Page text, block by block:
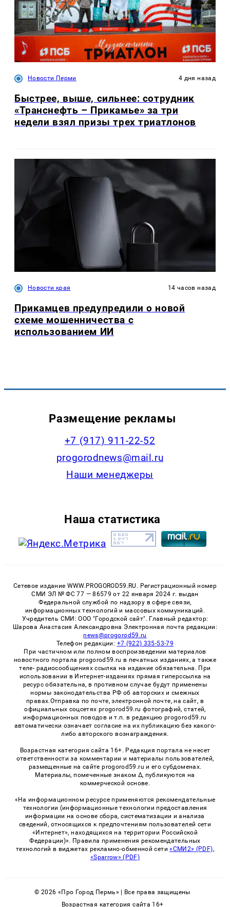
Новости Перми 4 дня назад
Быстрее, выше, сильнее: сотрудник
«Транснефть – Прикамье» за три
недели взял призы трех триатлонов
Новости края 14 часов назад
Прикамцев предупредили о новой
схеме мошенничества с
использованием ИИ
Размещение рекламы
+7 (917) 911-22-52
progorodnews@mail.ru
Наши менеджеры
Наша статистика
Сетевое издание WWW.PROGOROD59.RU. Регистрационный номер
СМИ ЭЛ № ФС 77 — 86579 от 22 января 2024 г. выдан
Федеральной службой по надзору в сфере связи,
информационных технологий и массовых коммуникаций.
Учредитель СМИ: ООО "Городской сайт". Главный редактор:
Шарова Анастасия Александровна Электронная почта редакции:
news@progorod59.ru
Телефон редакции: +7 (922) 335-53-79
При частичном или полном воспроизведении материалов
новостного портала progorod59.ru в печатных изданиях, а также
теле- радиосообщениях ссылка на издание обязательна. При
использовании в Интернет-изданиях прямая гиперссылка на
ресурс обязательна, в противном случае будут применены
нормы законодательства РФ об авторских и смежных
правах.Отправка по почте, электронной почте, на сайт, в
официальных соцсетях progorod59.ru фотографий, статей,
информационных поводов и т.п. в редакцию progorod59.ru
автоматически означает согласие на их публикацию без какого-
либо авторского вознаграждения.
Возрастная категория сайта 16+. Редакция портала не несет
ответственности за комментарии и материалы пользователей,
размещенные на сайте progorod59.ru и его субдоменах.
Материалы, помеченные знаком Δ, публикуются на
коммерческой основе.
«На информационном ресурсе применяются рекомендательные
технологии (информационные технологии предоставления
информации на основе сбора, систематизации и анализа
сведений, относящихся к предпочтениям пользователей сети
«Интернет», находящихся на территории Российской
Федерации)». Правила применения рекомендательных
технологий в виджетах рекламно-обменной сети«СМИ2» (PDF),
«Sparrow» (PDF)
© 2026 «Про Город Пермь» | Все права защищены
Возрастная категория сайта 16+